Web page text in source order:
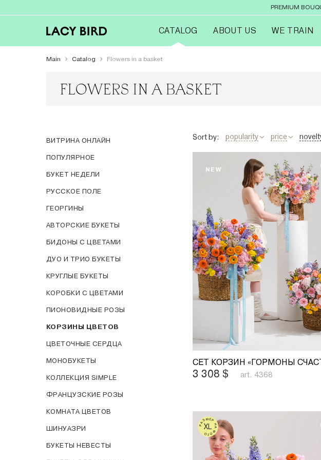
PREMIUM
CATALOG ABOUT US WE TRAIN
Main Catalog Flowers in a basket
FLOWERS IN A BASKET
ВИТРИНА ОНЛАЙН
ПОПУЛЯРНОЕ
БУКЕТ НЕДЕЛИ
РУССКОЕ ПОЛЕ
ГЕОРГИНЫ
АВТОРСКИЕ БУКЕТЫ
БИДОНЫ С ЦВЕТАМИ
ДУО И ТРИО БУКЕТЫ
КРУГЛЫЕ БУКЕТЫ
КОРОБКИ С ЦВЕТАМИ
ПИОНОВИДНЫЕ РОЗЫ
КОРЗИНЫ ЦВЕТОВ
ЦВЕТОЧНЫЕ СЕРДЦА
МОНОБУКЕТЫ
КОЛЛЕКЦИЯ SIMPLE
ФРАНЦУЗСКИЕ РОЗЫ
КОМНАТА ЦВЕТОВ
ШИНУАЗРИ
БУКЕТЫ НЕВЕСТЫ
Sort by: popularity price
NEW
СЕТ КОРЗИН «ГОРМОНЫ
3 308 $ art. 4368
РАЗМЕР НА ФОТО
XL